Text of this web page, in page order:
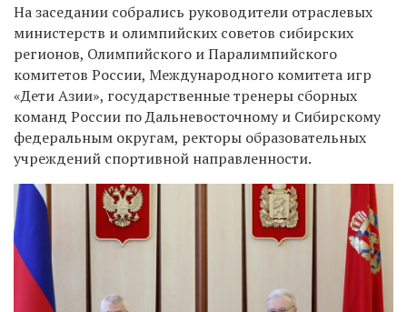
На заседании собрались руководители отраслевых
министерств и олимпийских советов сибирских
регионов, Олимпийского и Паралимпийского
комитетов России, Международного комитета игр
«Дети Азии», государственные тренеры сборных
команд России по Дальневосточному и Сибирскому
федеральным округам, ректоры образовательных
учреждений спортивной направленности.